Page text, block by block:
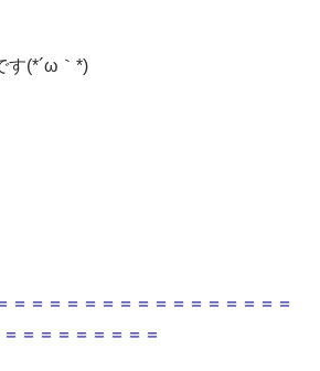
す(*´ω｀*)
＝＝＝＝＝＝＝＝＝＝＝＝＝＝＝＝
＝＝＝＝＝＝＝＝＝